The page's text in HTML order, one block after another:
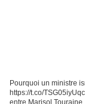
Pourquoi un ministre
https://t.co/
entre Marisol